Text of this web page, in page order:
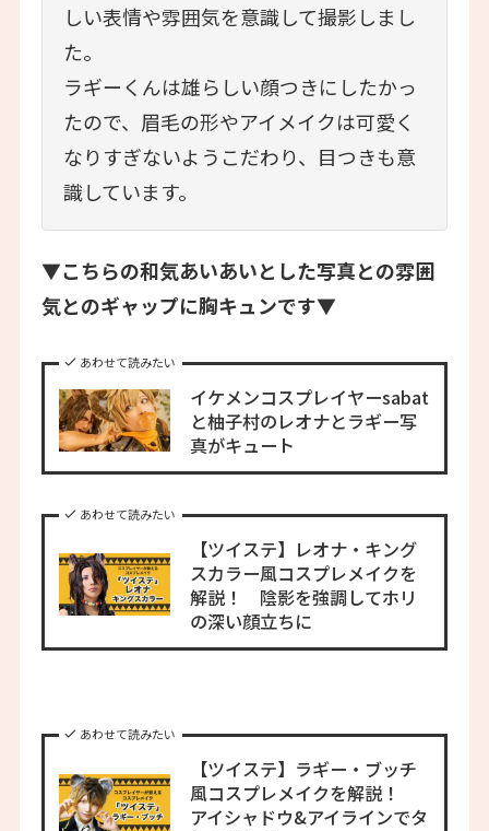
しい表情や雰囲気を意識して撮影しまし
た。
ラギーくんは雄らしい顔つきにしたかっ
たので、眉毛の形やアイメイクは可愛く
なりすぎないようこだわり、目つきも意
識しています。
▼こちらの和気あいあいとした写真との雰囲
気とのギャップに胸キュンです▼
あわせて読みたい
イケメンコスプレイヤーsabat
と柚子村のレオナとラギー写
真がキュート
あわせて読みたい
【ツイステ】レオナ・キング
スカラー風コスプレメイクを
解説！ 陰影を強調してホリ
の深い顔立ちに
あわせて読みたい
【ツイステ】ラギー・ブッチ
風コスプレメイクを解説！
アイシャドウ&アイラインでタ